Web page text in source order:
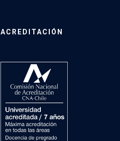
ACREDITACIÓN